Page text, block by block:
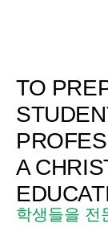
TO
A
학생들을 전